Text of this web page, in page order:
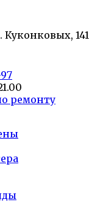
Куконковых,
ремонту